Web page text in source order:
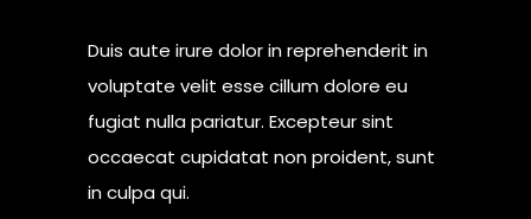
Duis aute irure dolor in reprehenderit in
voluptate velit esse cillum dolore eu
fugiat nulla pariatur. Excepteur sint
occaecat cupidatat non proident, sunt
in culpa qui.